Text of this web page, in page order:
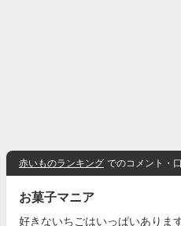
赤いものランキング でのコメント・
お菓子マニア
好きないちごはいっぱいありま